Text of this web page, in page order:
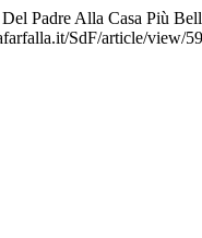
Padre Alla Casa Più
SdF/article/view/